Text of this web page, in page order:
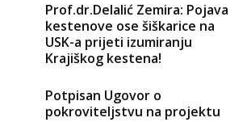
Prof.dr.Delalić Zemira: Pojava
kestenove ose šiškarice na
USK-a prijeti izumiranju
Krajiškog kestena!
Potpisan Ugovor o
pokroviteljstvu na projektu